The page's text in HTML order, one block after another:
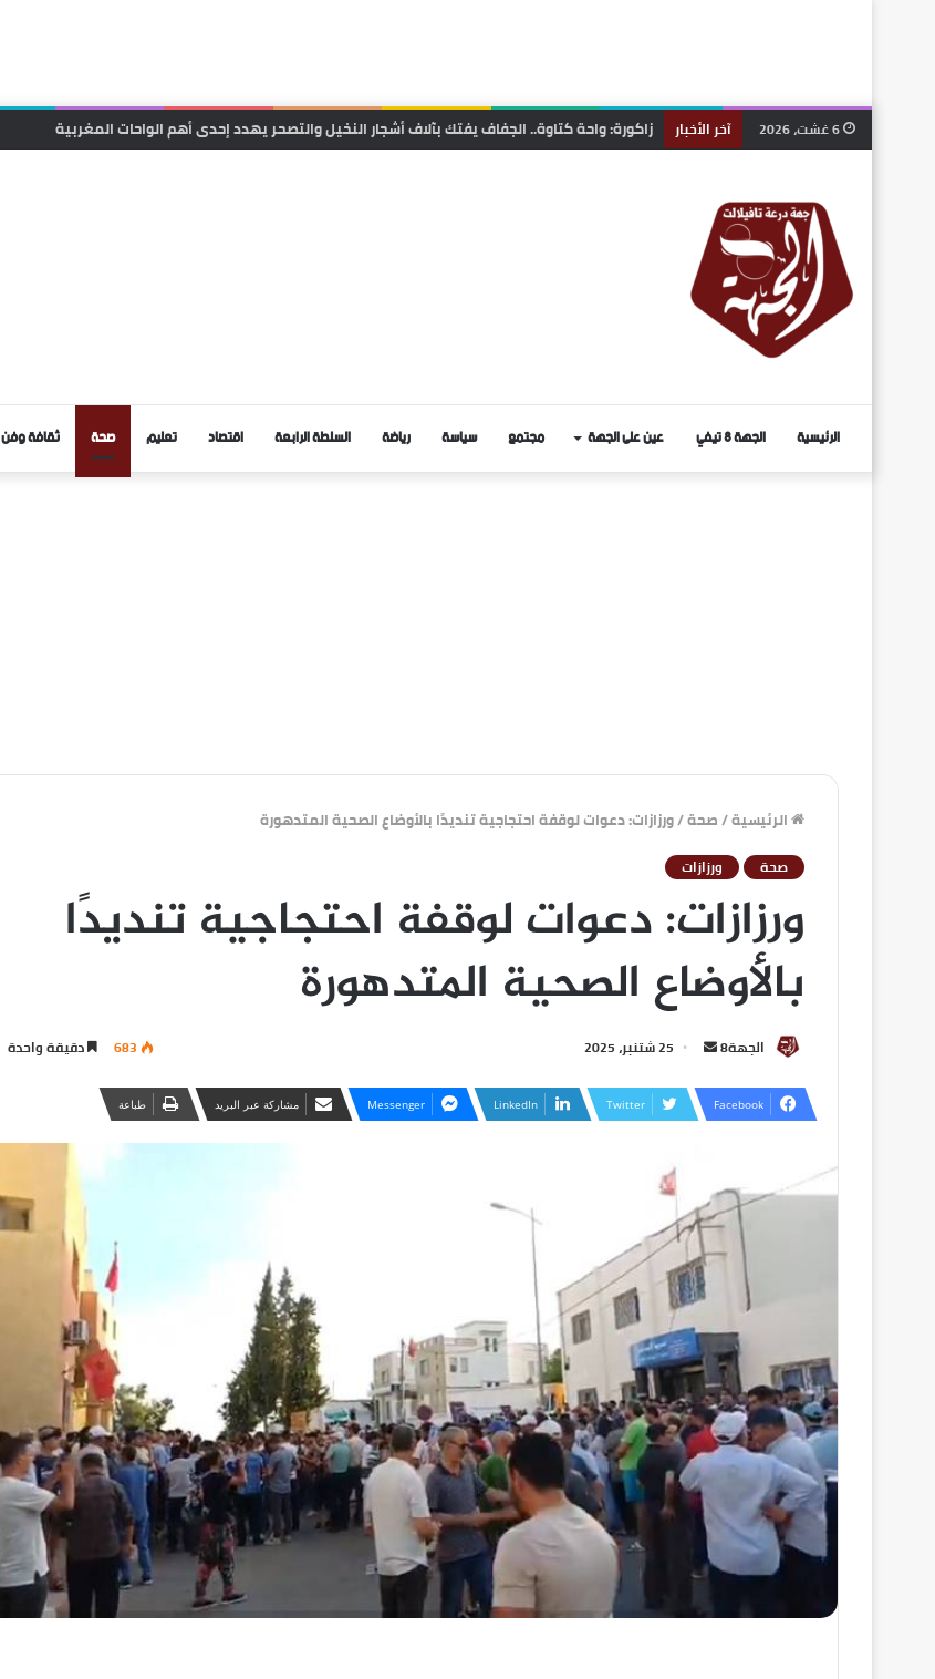
آخر الأخبار سابقة قضائية بالمغرب.. أول تفعيل للسوار الإلكتروني في قضايا الشيك يدخل حيز التنفيذ
الرئيسية الجهة 8 تيفي عين على الجهة مجتمع سياسة رياضة السلطة الرابعة اقتصاد تعليم صحة ثقافة وفن
الرئيسية/صحة/ورزازات: دعوات لوقفة احتجاجية تنديدًا بالأوضاع الصحية المتدهورة
صحة ورزازات
ورزازات: دعوات لوقفة احتجاجية تنديدًا
بالأوضاع الصحية المتدهورة
الجهة8 25 شتنبر، 2025 683 دقيقة واحدة
Facebook
Twitter
LinkedIn
Messenger مشاركة عبر البريد طباعة